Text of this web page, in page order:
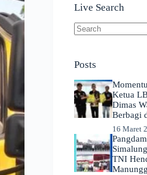
Live Search
Posts
Ketua
Dimas
Berbagi
16 Maret
TNI